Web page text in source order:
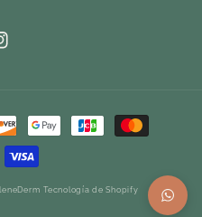
Tecnología de Shopify